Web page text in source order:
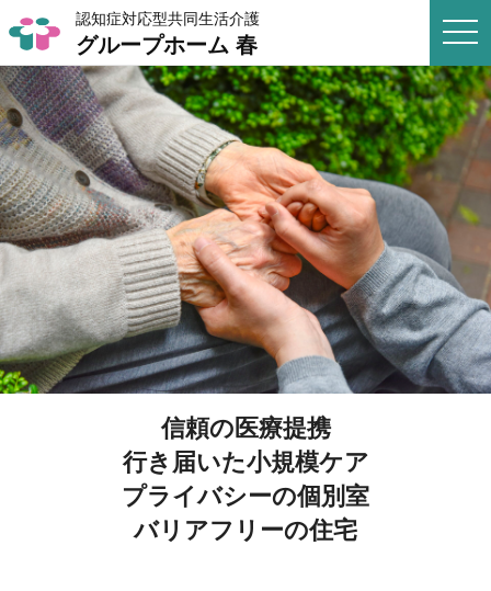
認知症対応型共同生活介護
グループホーム 春
信頼の医療提携
行き届いた小規模ケア
プライバシーの個別室
バリアフリーの住宅